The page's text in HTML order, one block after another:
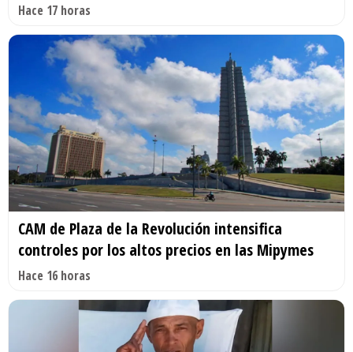
Hace 17 horas
CAM de Plaza de la Revolución intensifica
controles por los altos precios en las Mipymes
Hace 16 horas